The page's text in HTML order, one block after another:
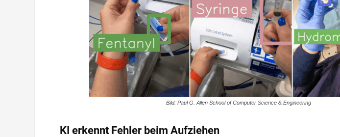
Bild: Paul G. Allen School of Computer Science & Engineering
KI erkennt Fehler beim Aufziehen